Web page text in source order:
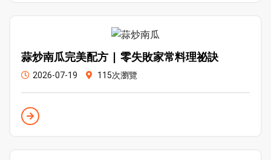
蒜炒南瓜完美配方 | 零失敗家常料理祕訣
2026-07-19 115次瀏覽